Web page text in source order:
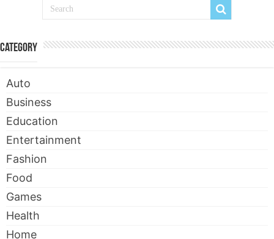
Category
Auto
Business
Education
Entertainment
Fashion
Food
Games
Health
Home